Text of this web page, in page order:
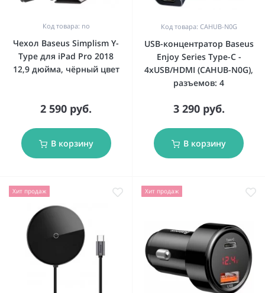
Код товара: no
Чехол Baseus Simplism Y-
Type для iPad Pro 2018
12,9 дюйма, чёрный цвет
2 590 руб.
В корзину
Код товара: CAHUB-N0G
USB-концентратор Baseus
Enjoy Series Type-C -
4xUSB/HDMI (CAHUB-N0G),
разъемов: 4
3 290 руб.
В корзину
Хит продаж Хит продаж